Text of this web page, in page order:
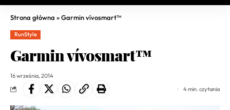
Strona główna »Garmin vívosmart™
RunStyle
Garmin vívosmart™
16 września, 2014
4 min. czytania